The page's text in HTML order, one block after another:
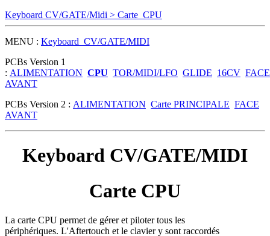
Keyboard CV/GATE/Midi > Carte_CPU
MENU : Keyboard_CV/GATE/MIDI
PCBs Version 1
: ALIMENTATION CPU TOR/MIDI/LFO GLIDE 16CV FACE
AVANT
PCBs Version 2 : ALIMENTATION Carte PRINCIPALE FACE
AVANT
Keyboard CV/GATE/MIDI
Carte CPU
La carte CPU permet de gérer et piloter tous les
périphériques. L'Aftertouch et le clavier y sont raccordés